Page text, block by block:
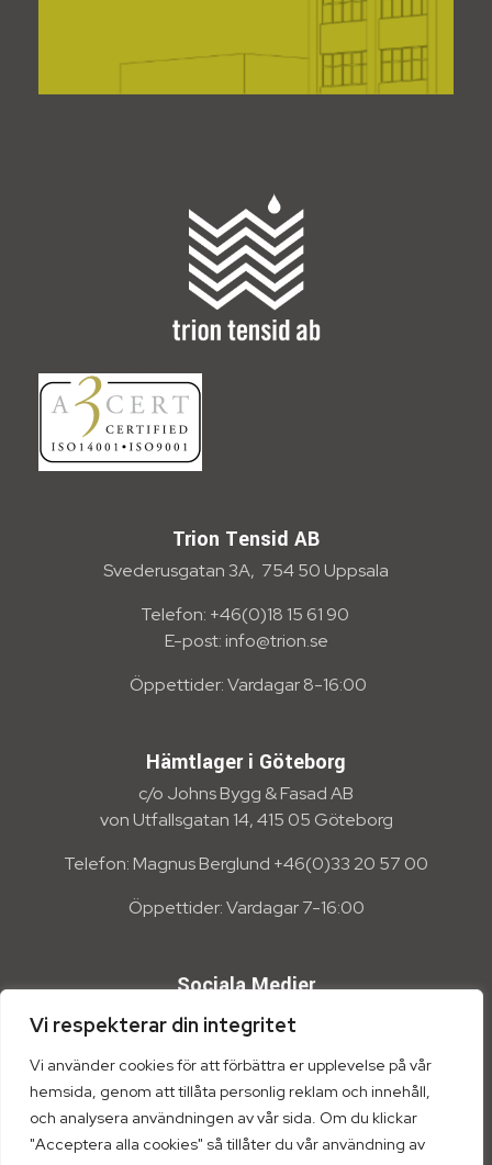
Vi respekterar din integritet
Vi använder cookies för att förbättra er upplevelse på vår
hemsida, genom att tillåta personlig reklam och innehåll,
och analysera användningen av vår sida. Om du klickar
"Acceptera alla cookies" så tillåter du vår användning av
Trion Tensid AB
Svederusgatan 3A, 754 50 Uppsala
Telefon: +46(0)18 15 61 90
E-post: info@trion.se
Öppettider: Vardagar 8-16:00
Hämtlager i Göteborg
c/o Johns Bygg & Fasad AB
von Utfallsgatan 14, 415 05 Göteborg
Telefon: Magnus Berglund +46(0)33 20 57 00
Öppettider: Vardagar 7-16:00
Sociala Medier